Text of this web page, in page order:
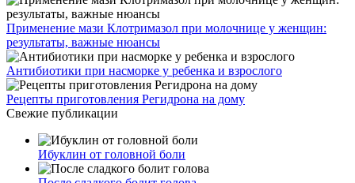
Применение мази Клотримазол при молочнице у женщин:
результаты, важные нюансы
Антибиотики при насморке у ребенка и взрослого
Рецепты приготовления Регидрона на дому
Свежие публикации
Ибуклин от головной боли